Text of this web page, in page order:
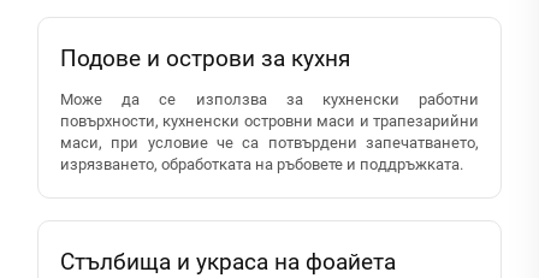
Подове и острови за кухня
Може да се използва за кухненски работни
повърхности, кухненски островни маси и трапезарийни
маси, при условие че са потвърдени запечатването,
изрязването, обработката на ръбовете и поддръжката.
Стълбища и украса на фоайета